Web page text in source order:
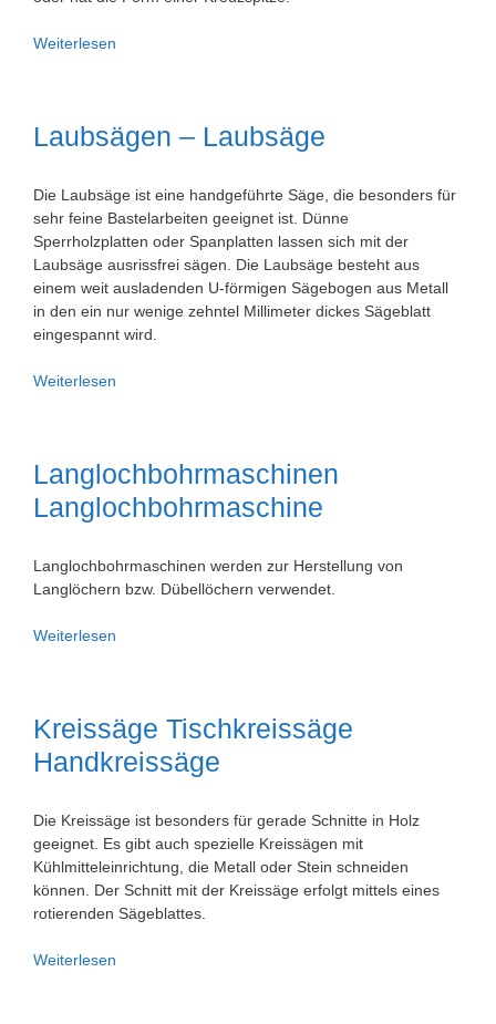
Weiterlesen
Laubsägen – Laubsäge
Die Laubsäge ist eine handgeführte Säge, die besonders für
sehr feine Bastelarbeiten geeignet ist. Dünne
Sperrholzplatten oder Spanplatten lassen sich mit der
Laubsäge ausrissfrei sägen. Die Laubsäge besteht aus
einem weit ausladenden U-förmigen Sägebogen aus Metall
in den ein nur wenige zehntel Millimeter dickes Sägeblatt
eingespannt wird.
Weiterlesen
Langlochbohrmaschinen
Langlochbohrmaschine
Langlochbohrmaschinen werden zur Herstellung von
Langlöchern bzw. Dübellöchern verwendet.
Weiterlesen
Kreissäge Tischkreissäge
Handkreissäge
Die Kreissäge ist besonders für gerade Schnitte in Holz
geeignet. Es gibt auch spezielle Kreissägen mit
Kühlmitteleinrichtung, die Metall oder Stein schneiden
können. Der Schnitt mit der Kreissäge erfolgt mittels eines
rotierenden Sägeblattes.
Weiterlesen